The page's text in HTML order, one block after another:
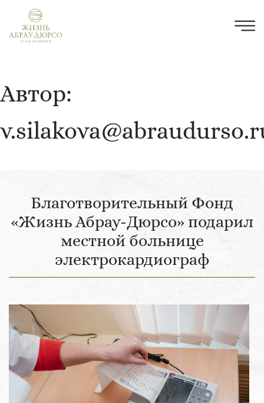
Автор:
Благотворительный Фонд
«Жизнь Абрау-Дюрсо» подарил
местной больнице
электрокардиограф